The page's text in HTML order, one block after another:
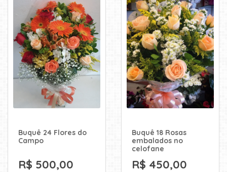
Buquê 24 Flores do
Campo
R$ 500,00
Buquê 18 Rosas
embalados no
celofane
R$ 450,00